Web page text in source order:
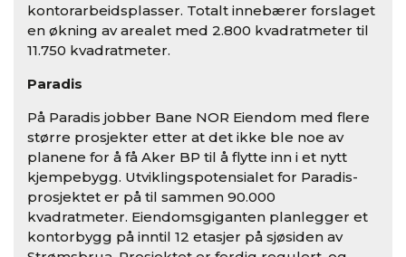
kontorarbeidsplasser. Totalt innebærer forslaget
en økning av arealet med 2.800 kvadratmeter til
11.750 kvadratmeter.
Paradis
På Paradis jobber Bane NOR Eiendom med flere
større prosjekter etter at det ikke ble noe av
planene for å få Aker BP til å flytte inn i et nytt
kjempebygg. Utviklingspotensialet for Paradis-
prosjektet er på til sammen 90.000
kvadratmeter. Eiendomsgiganten planlegger et
kontorbygg på inntil 12 etasjer på sjøsiden av